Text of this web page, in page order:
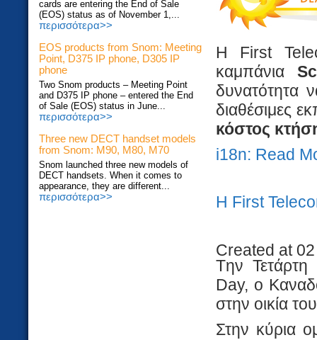
cards are entering the End of Sale
(EOS) status as of November 1,...
περισσότερα>>
EOS products from Snom: Meeting
Point, D375 IP phone, D305 IP
phone
Two Snom products – Meeting Point
and D375 IP phone – entered the End
of Sale (EOS) status in June...
περισσότερα>>
Three new DECT handset models
from Snom: M90, M80, M70
Snom launched three new models of
DECT handsets. When it comes to
appearance, they are different...
περισσότερα>>
H First
καμπάνια
δυνατότητα
διαθέσιμες
κόστος
i18n: Read
H First
Created at 02
Tην
Day, o
στην οικία
Στην κύρια